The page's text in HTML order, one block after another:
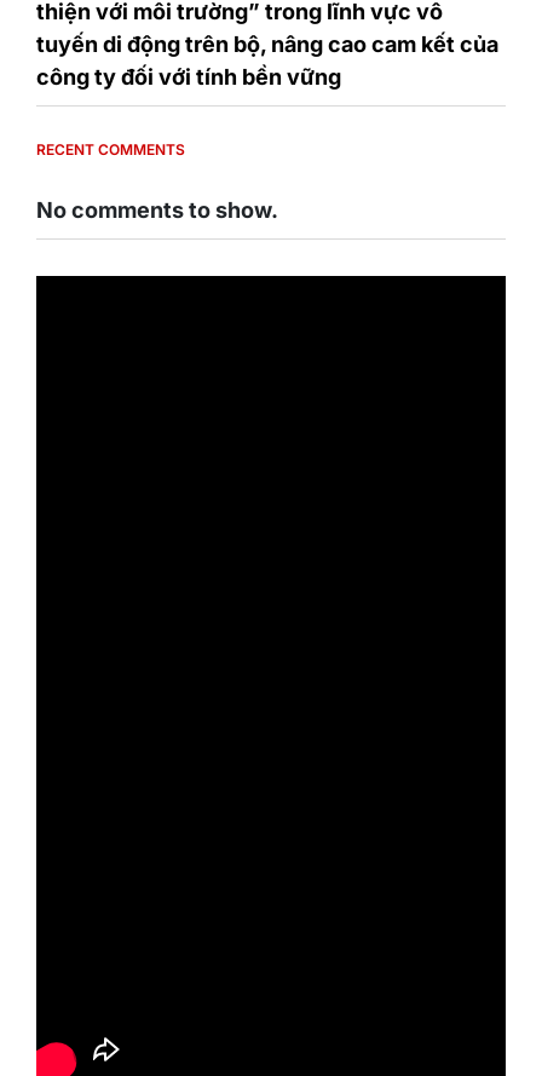
thiện với môi trường” trong lĩnh vực vô
tuyến di động trên bộ, nâng cao cam kết của
công ty đối với tính bền vững
RECENT COMMENTS
No comments to show.